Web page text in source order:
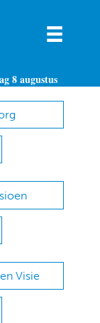
8 augustus
Visie